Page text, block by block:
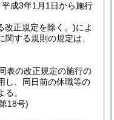
成3年1月1日から施行
改正規定を除く。)によ
する規則の規定は、
表の改正規定の施行の
し、同日前の休職等の
。
18号)